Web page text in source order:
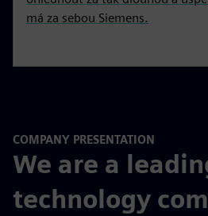
má za sebou Siemens.
COMPANY PRESENTATION
We are a
technology